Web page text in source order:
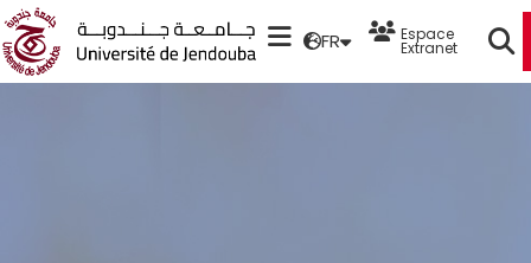
FR Espace
Extranet